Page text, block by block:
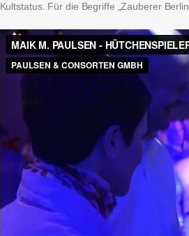
Kultstatus. Für die Begriffe „Zauberer